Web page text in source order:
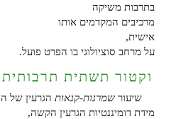
בתרבות משיקה
מרכיבים המקדמים אותו
אישית,
על מרחב סוציולוגי בו הפרט פועל.
וקטור תשתית תרבותית
שיעורשמרנות-קנאות הגרעין של
מידת דומיננטיות הגרעין הקשה,